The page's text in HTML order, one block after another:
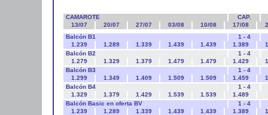
CAMAROTE
CAP.
13/07
20/07 27/07 03/08 10/08 17/08
Balcón B1
1 - 4
1.239
1.289 1.339 1.439 1.439 1.389
Balcón B2
1 - 4
1.279
1.329 1.379 1.479 1.479 1.429
Balcón B3
1 - 4
1.299
1.349 1.409 1.509 1.509 1.459
Balcón B4
1 - 4
1.329
1.379 1.429 1.539 1.539
1.489
Balcón Basic en oferta BV
1 - 4
1.239
1.289 1.339 1.439 1.439 1.389